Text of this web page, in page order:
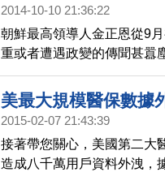
2014-10-10 21:36:22
朝鮮最高領導人金正恩從9
重或者遭遇政變的傳聞甚囂
生了某種變動？來看記者的
美最大規模醫保數據
2015-02-07 21:43:39
接著帶您關心，美國第二大
造成八千萬用戶資料外洩，